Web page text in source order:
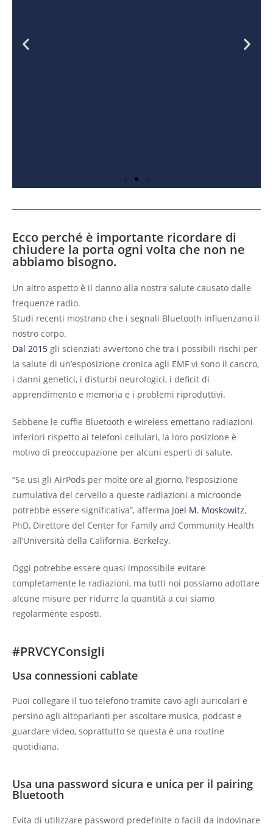
Bluebugging
connessione con un dispositivo
abilitato al Bluetooth per installare un
dispositivo. L'hacker può quindi fare o
messaggi e accedere ai contatti.
Ecco perché è importante ricordare di
chiudere la porta ogni volta che non ne
abbiamo bisogno.
Un altro aspetto è il danno alla nostra salute causato dalle
frequenze radio.
Studi recenti mostrano che i segnali Bluetooth influenzano il
nostro corpo.
Dal 2015 gli scienziati avvertono che tra i possibili rischi per
la salute di un’esposizione cronica agli EMF vi sono il cancro,
i danni genetici, i disturbi neurologici, i deficit di
apprendimento e memoria e i problemi riproduttivi.
Sebbene le cuffie Bluetooth e wireless emettano radiazioni
inferiori rispetto ai telefoni cellulari, la loro posizione è
motivo di preoccupazione per alcuni esperti di salute.
“Se usi gli AirPods per molte ore al giorno, l’esposizione
cumulativa del cervello a queste radiazioni a microonde
potrebbe essere significativa”, afferma Joel M. Moskowitz,
PhD, Direttore del Center for Family and Community Health
all’Università della California, Berkeley.
Oggi potrebbe essere quasi impossibile evitare
completamente le radiazioni, ma tutti noi possiamo adottare
alcune misure per ridurre la quantità a cui siamo
regolarmente esposti.
#PRVCYConsigli
Usa connessioni cablate
Puoi collegare il tuo telefono tramite cavo agli auricolari e
persino agli altoparlanti per ascoltare musica, podcast e
guardare video, soprattutto se questa è una routine
quotidiana.
Usa una password sicura e unica per il pairing
Bluetooth
Evita di utilizzare password predefinite o facili da indovinare